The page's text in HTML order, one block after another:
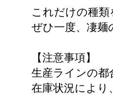
これだけの種
ぜひ一度、凄麺
【注意事項】
生産ラインの都
在庫状況により